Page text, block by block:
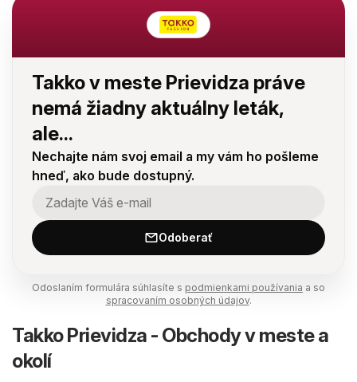
Takko v meste Prievidza práve
nemá žiadny aktuálny leták,
ale...
Nechajte nám svoj email a my vám ho pošleme
hneď, ako bude dostupný.
Odoberať
Odoslaním formulára súhlasíte s podmienkami používania a so
spracovaním osobných údajov.
Takko Prievidza - Obchody v meste a
okolí